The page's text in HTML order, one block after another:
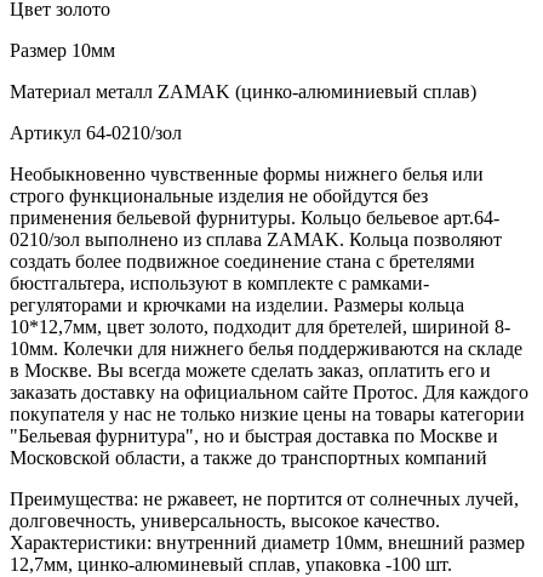
Цвет золото
Размер 10мм
Материал металл ZAMAK (цинко-алюминиевый сплав)
Артикул 64-0210/зол
Необыкновенно чувственные формы нижнего белья или
строго функциональные изделия не обойдутся без
применения бельевой фурнитуры. Кольцо бельевое арт.64-
0210/зол выполнено из сплава ZAMAK. Кольца позволяют
создать более подвижное соединение стана с бретелями
бюстгальтера, используют в комплекте с рамками-
регуляторами и крючками на изделии. Размеры кольца
10*12,7мм, цвет золото, подходит для бретелей, шириной 8-
10мм. Колечки для нижнего белья поддерживаются на складе
в Москве. Вы всегда можете сделать заказ, оплатить его и
заказать доставку на официальном сайте Протос. Для каждого
покупателя у нас не только низкие цены на товары категории
"Бельевая фурнитура", но и быстрая доставка по Москве и
Московской области, а также до транспортных компаний
Преимущества: не ржавеет, не портится от солнечных лучей,
долговечность, универсальность, высокое качество.
Характеристики: внутренний диаметр 10мм, внешний размер
12,7мм, цинко-алюминевый сплав, упаковка -100 шт.